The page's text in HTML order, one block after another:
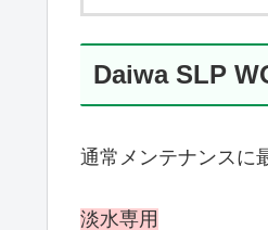
Daiwa SLP
通常メンテナンスに
淡水専用